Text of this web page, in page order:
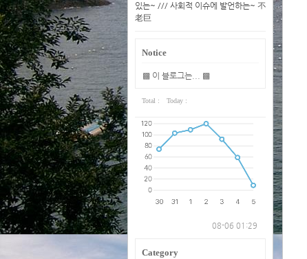
있는~ /// 사회적 이슈에 발언하는~ 不
老巨
Notice
▩ 이 블로그는... ▩
Total : Today :
08-06 01:29
Category